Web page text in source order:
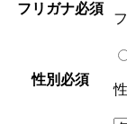
フリガナ必須
性別 必須